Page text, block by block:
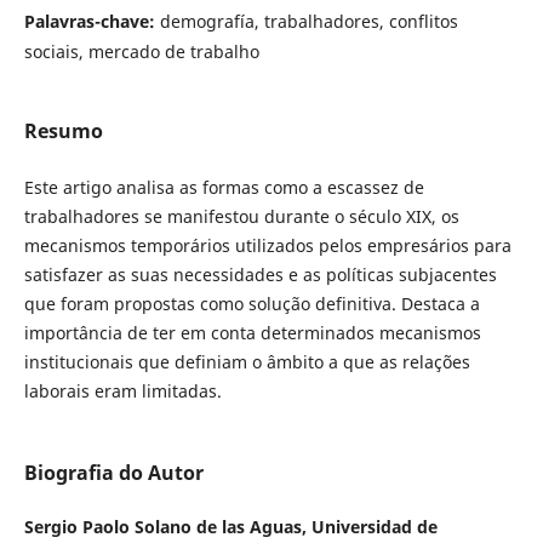
Palavras-chave: demografía, trabalhadores, conflitos
sociais, mercado de trabalho
Resumo
Este artigo analisa as formas como a escassez de
trabalhadores se manifestou durante o século XIX, os
mecanismos temporários utilizados pelos empresários para
satisfazer as suas necessidades e as políticas subjacentes
que foram propostas como solução definitiva. Destaca a
importância de ter em conta determinados mecanismos
institucionais que definiam o âmbito a que as relações
laborais eram limitadas.
Biografia do Autor
Sergio Paolo Solano de las Aguas, Universidad de